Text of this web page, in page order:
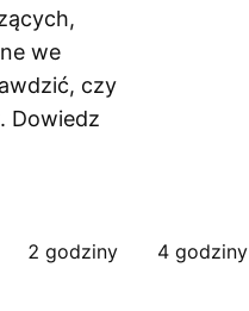
we
czy
Dowiedz
2 godziny 4 godziny